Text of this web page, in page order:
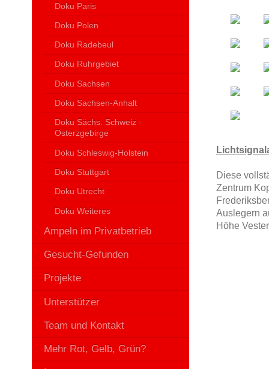
Diese
Zentrum
Auslegern
Höhe
Doku Paris
Doku Polen
Doku Radebeul
Doku Ruhrgebiet
Doku Sachsen
Doku Sachsen-Anhalt
Doku Sächs. Schweiz -
Osterzgebirge
Doku Schleswig-Holstein
Doku Stuttgart
Doku Utrecht
Doku Weiteres
Ampeln im Privatbetrieb
Gesucht-Gefunden
Projekte
Unterstützer
Team und Kontakt
Mehr Rot, Gelb, Grün?